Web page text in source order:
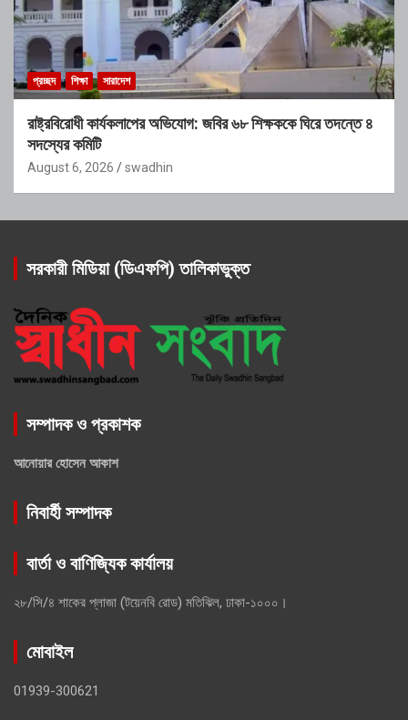
প্রচ্ছদ শিক্ষা সারাদেশ
রাষ্ট্রবিরোধী কার্যকলাপের অভিযোগ: জবির ৬৮ শিক্ষককে ঘিরে তদন্তে ৪
সদস্যের কমিটি
August 6, 2026 swadhin
সরকারী মিডিয়া (ডিএফপি) তালিকাভুক্ত
সম্পাদক ও প্রকাশক
আনোয়ার হোসেন আকাশ
নিবার্হী সম্পাদক
বার্তা ও বাণিজ্যিক কার্যালয়
২৮/সি/৪ শাকের প্লাজা (টয়েনবি রোড) মতিঝিল, ঢাকা-১০০০।
মোবাইল
01939-300621